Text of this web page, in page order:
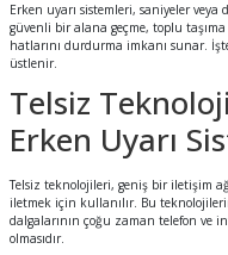
Erken uyarı sistemleri, saniyeler
güvenli bir alana geçme, toplu
hatlarını durdurma imkanı sunar.
üstlenir.
Telsiz
Erken Uyarı
Telsiz teknolojileri, geniş bir iletişim
iletmek için kullanılır. Bu
dalgalarının çoğu zaman telefon ve
olmasıdır.